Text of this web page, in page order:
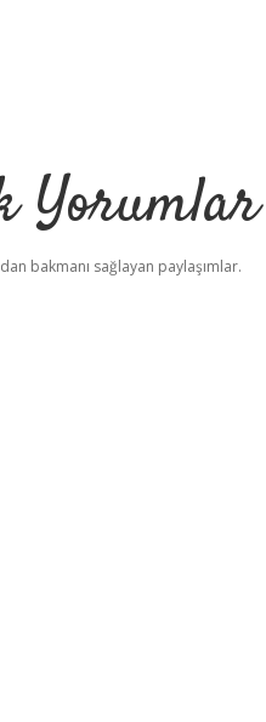
Yorumlar
bakmanı sağlayan paylaşımlar.